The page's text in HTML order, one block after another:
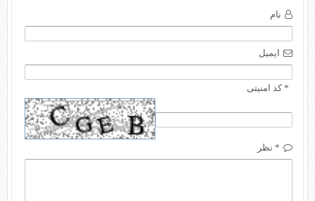
نام
ایمیل
* کد امنیتی
* نظر